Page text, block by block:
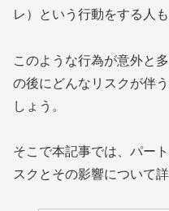
レ）という行動をする人も
このような行為が意外と
の後にどんなリスクが伴
しょう。
そこで本記事では、パー
スクとその影響について